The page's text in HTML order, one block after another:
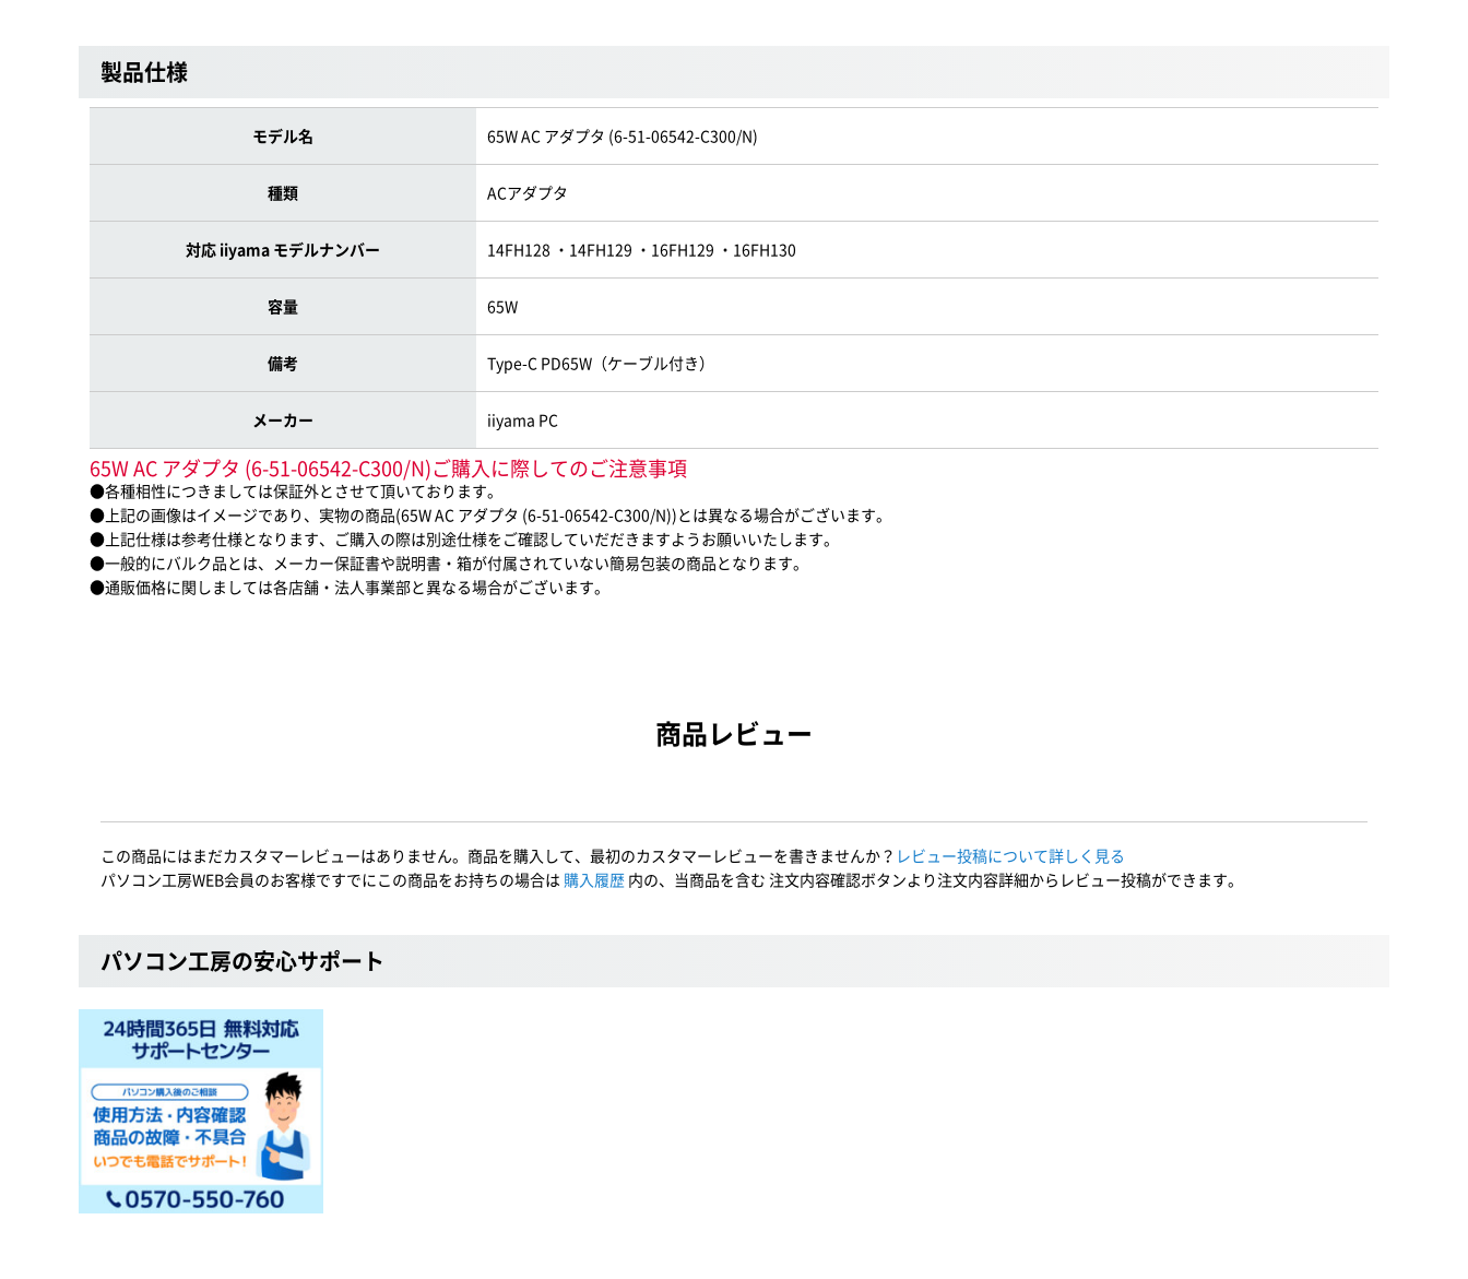
製品仕様
モデル名 65W AC アダプタ (6-51-06542-C300/N)
種類 ACアダプタ
対応 iiyama モデルナンバー 14FH128 ・14FH129 ・16FH129 ・16FH130
容量 65W
備考 Type-C PD65W（ケーブル付き）
メーカー iiyama PC
65W AC アダプタ (6-51-06542-C300/N)ご購入に際してのご注意事項
●各種相性につきましては保証外とさせて頂いております。
●上記の画像はイメージであり、実物の商品(65W AC アダプタ (6-51-06542-C300/N))とは異なる場合がございます。
●上記仕様は参考仕様となります、ご購入の際は別途仕様をご確認していだだきますようお願いいたします。
●一般的にバルク品とは、メーカー保証書や説明書・箱が付属されていない簡易包装の商品となります。
●通販価格に関しましては各店舗・法人事業部と異なる場合がございます。
商品レビュー
この商品にはまだカスタマーレビューはありません。商品を購入して、最初のカスタマーレビューを書きませんか？ レビュー投稿について詳しく見る
パソコン工房WEB会員のお客様ですでにこの商品をお持ちの場合は 購入履歴 内の、当商品を含む 注文内容確認ボタンより注文内容詳細からレビュー投稿ができます。
パソコン工房の安心サポート